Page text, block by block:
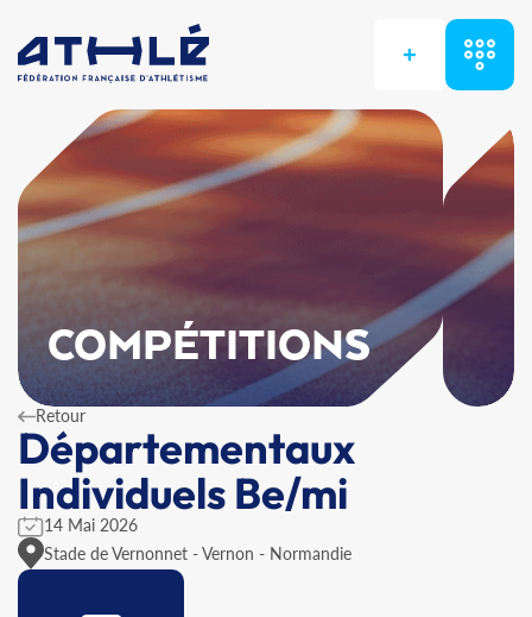
+
COMPÉTITIONS
Retour
Départementaux
Individuels Be/mi
14 Mai 2026
Stade de Vernonnet - Vernon - Normandie